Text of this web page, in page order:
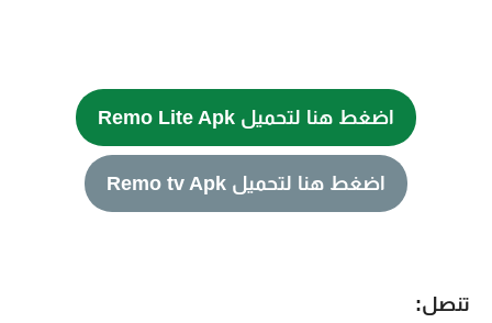
اضغط هنا لتحميل Remo Lite Apk
اضغط هنا لتحميل Remo tv Apk
تنصل: